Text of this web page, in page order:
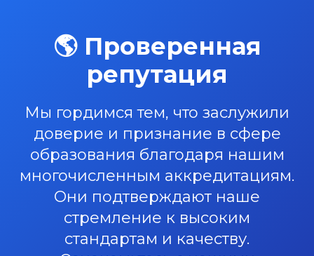
🌎 Проверенная
репутация
Мы гордимся тем, что заслужили
доверие и признание в сфере
образования благодаря нашим
многочисленным аккредитациям.
Они подтверждают наше
стремление к высоким
стандартам и качеству.